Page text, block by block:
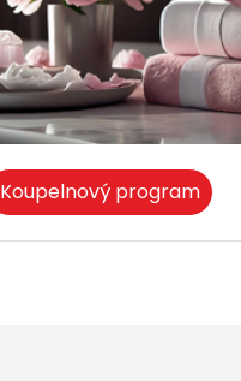
Koupelnový program